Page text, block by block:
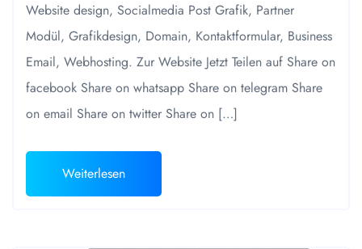
Website design, Socialmedia Post Grafik, Partner
Modül, Grafikdesign, Domain, Kontaktformular, Business
Email, Webhosting. Zur Website Jetzt Teilen auf Share on
facebook Share on whatsapp Share on telegram Share
on email Share on twitter Share on […]
Weiterlesen